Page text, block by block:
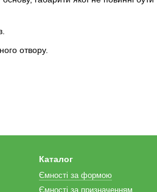
отвору.
Каталог
Ємності за формою
Ємності за призначенням